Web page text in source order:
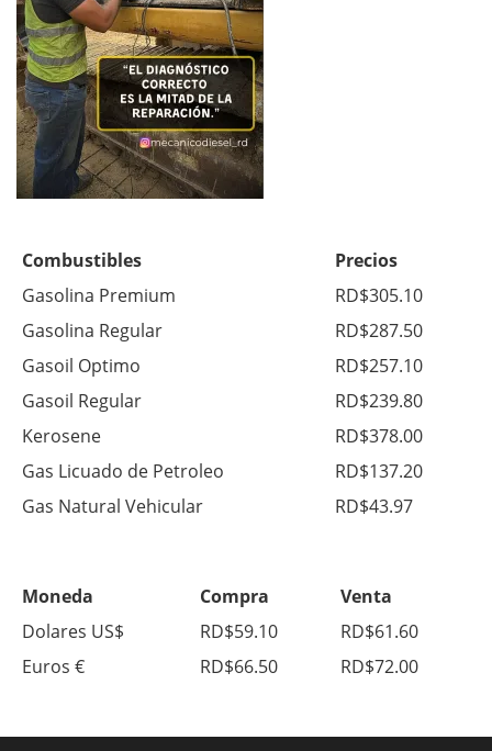
Combustibles
Precios
Gasolina Premium
RD$305.10
Gasolina Regular
RD$287.50
Gasoil Optimo
RD$257.10
Gasoil Regular
RD$239.80
Kerosene
RD$378.00
Gas Licuado de Petroleo
RD$137.20
Gas Natural Vehicular
RD$43.97
Moneda Compra
Venta
Dolares US$
RD$59.10
RD$61.60
Euros €
RD$66.50 RD$72.00